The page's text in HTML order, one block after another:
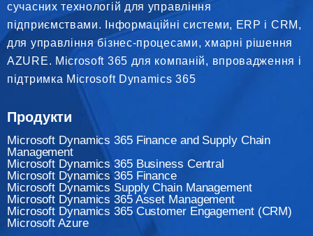
сучасних технологій для управління
підприємствами. Інформаційні системи, ERP і CRM,
для управління бізнес-процесами, хмарні рішення
AZURE. Microsoft 365 для компаній, впровадження і
підтримка Microsoft Dynamics 365
Продукти
Microsoft Dynamics 365 Finance and Supply Chain
Management
Microsoft Dynamics 365 Business Central
Microsoft Dynamics 365 Finance
Мicrosoft Dynamics Supply Chain Management
Microsoft Dynamics 365 Asset Management
Microsoft Dynamics 365 Customer Engagement (CRM)
Microsoft Azure